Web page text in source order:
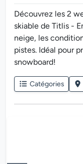
Découvrez les 2
skiable de Titlis -
neige, les
pistes. Idéal pour
snowboard!
Catégories